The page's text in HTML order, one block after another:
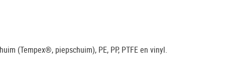
(Tempex®, piepschuim), PE, PP, PTFE en vinyl.